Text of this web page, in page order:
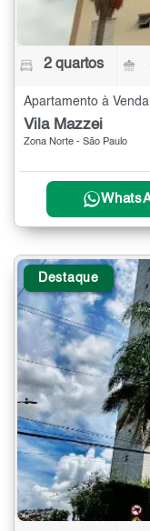
2 quartos
Apartamento à
Vila Mazzei
Zona Norte - São Paulo
Destaque